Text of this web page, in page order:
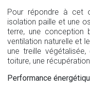
Pour répondre à cet
isolation paille et une
terre, une conception
ventilation naturelle et
une treille
toiture, une
Performance